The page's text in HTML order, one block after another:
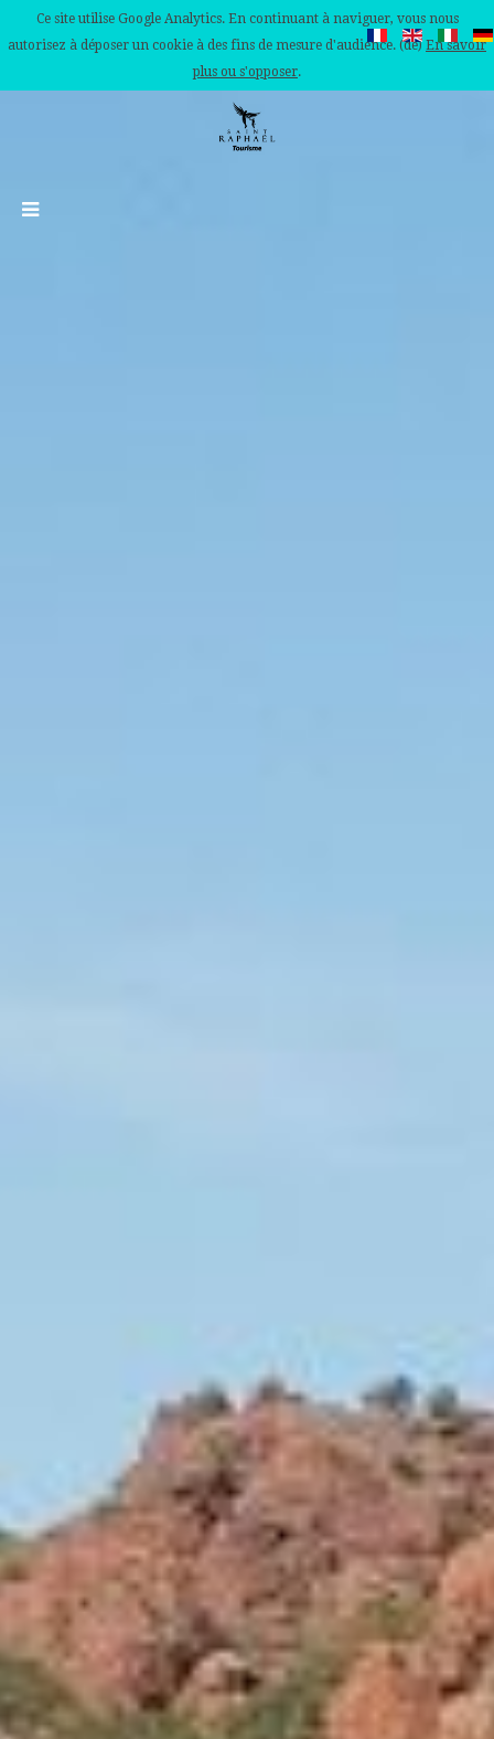
Ce site utilise Google Analytics. En continuant à naviguer, vous nous
autorisez à déposer un cookie à des fins de mesure d'audience. (de) En savoir
plus ou s'opposer.